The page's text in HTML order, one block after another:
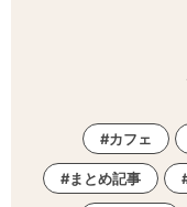
カフェ
まとめ記事